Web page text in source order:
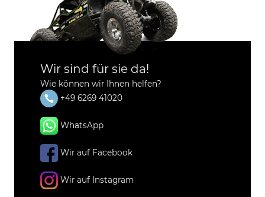
Wir sind für sie da!
Wie können wir Ihnen helfen?
+49 6269 41020
WhatsApp
Wir auf Facebook
Wir auf Instagram